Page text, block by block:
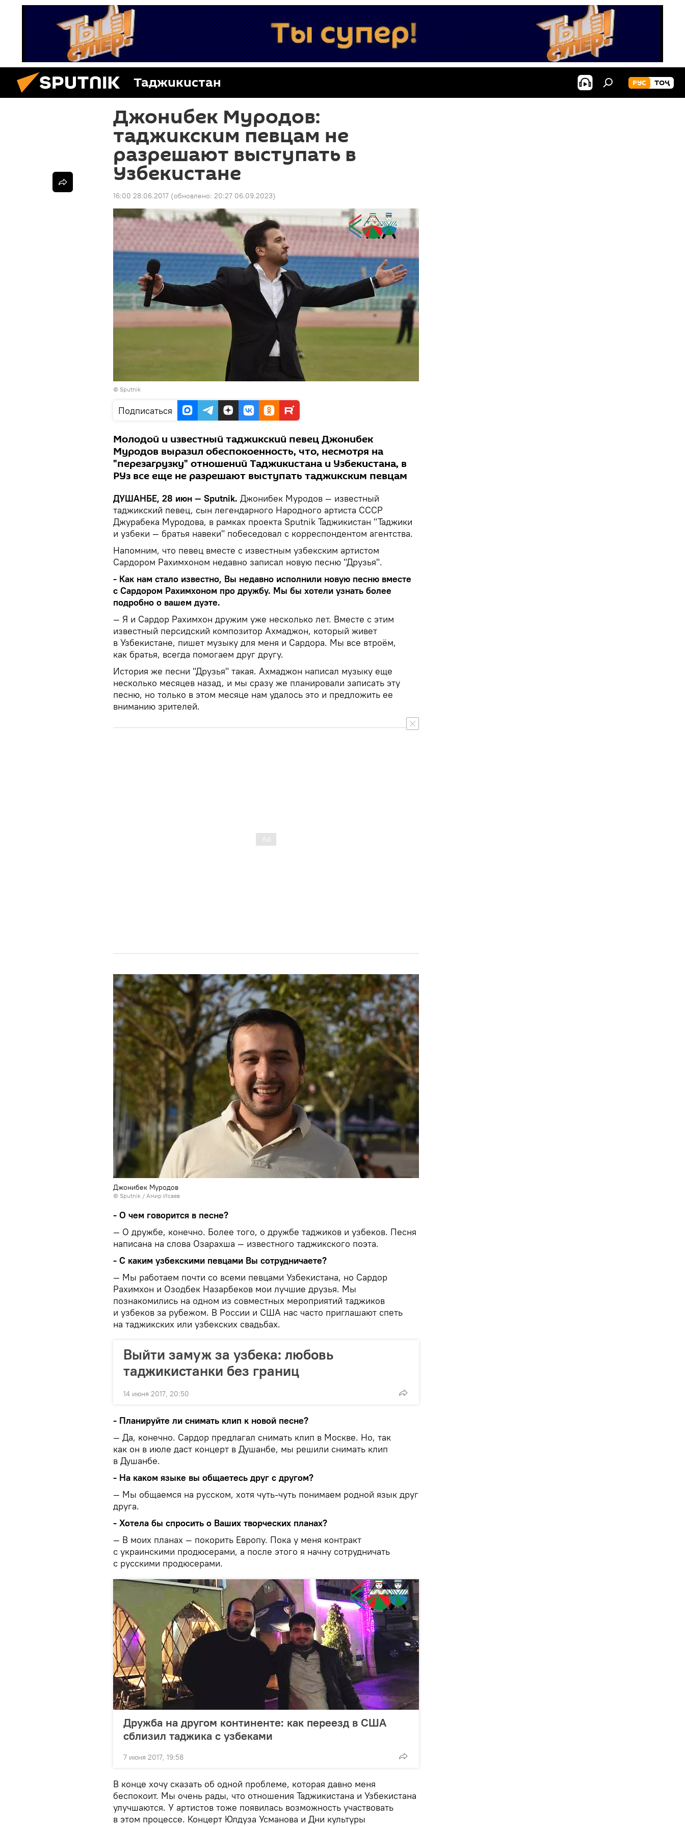
Таджикистан РУС ТОҶ
Джонибек Муродов:
таджикским певцам не
разрешают выступать в
Узбекистане
16:00 28.06.2017 (обновлено: 20:27 06.09.2023)
© Sputnik
Подписаться
Молодой и известный таджикский певец Джонибек
Муродов выразил обеспокоенность, что, несмотря на
"перезагрузку" отношений Таджикистана и Узбекистана, в
РУз все еще не разрешают выступать таджикским певцам
ДУШАНБЕ, 28 июн — Sputnik. Джонибек Муродов — известный
таджикский певец, сын легендарного Народного артиста СССР
Джурабека Муродова, в рамках проекта Sputnik Таджикистан "Таджики
и узбеки — братья навеки" побеседовал с корреспондентом агентства.
Напомним, что певец вместе с известным узбекским артистом
Сардором Рахимхоном недавно записал новую песню "Друзья".
- Как нам стало известно, Вы недавно исполнили новую песню вместе
с Сардором Рахимхоном про дружбу. Мы бы хотели узнать более
подробно о вашем дуэте.
— Я и Сардор Рахимхон дружим уже несколько лет. Вместе с этим
известный персидский композитор Ахмаджон, который живет
в Узбекистане, пишет музыку для меня и Сардора. Мы все втроём,
как братья, всегда помогаем друг другу.
История же песни "Друзья" такая. Ахмаджон написал музыку еще
несколько месяцев назад, и мы сразу же планировали записать эту
песню, но только в этом месяце нам удалось это и предложить ее
вниманию зрителей.
Джонибек Муродов
© Sputnik / Амир Исаев
- О чем говорится в песне?
— О дружбе, конечно. Более того, о дружбе таджиков и узбеков. Песня
написана на слова Озарахша — известного таджикского поэта.
- С каким узбекскими певцами Вы сотрудничаете?
— Мы работаем почти со всеми певцами Узбекистана, но Сардор
Рахимхон и Озодбек Назарбеков мои лучшие друзья. Мы
познакомились на одном из совместных мероприятий таджиков
и узбеков за рубежом. В России и США нас часто приглашают спеть
на таджикских или узбекских свадьбах.
Выйти замуж за узбека: любовь
таджикистанки без границ
14 июня 2017, 20:50
- Планируйте ли снимать клип к новой песне?
— Да, конечно. Сардор предлагал снимать клип в Москве. Но, так
как он в июле даст концерт в Душанбе, мы решили снимать клип
в Душанбе.
- На каком языке вы общаетесь друг с другом?
— Мы общаемся на русском, хотя чуть-чуть понимаем родной язык друг
друга.
- Хотела бы спросить о Ваших творческих планах?
— В моих планах — покорить Европу. Пока у меня контракт
с украинскими продюсерами, а после этого я начну сотрудничать
с русскими продюсерами.
Дружба на другом континенте: как переезд в США
сблизил таджика с узбеками
7 июня 2017, 19:58
В конце хочу сказать об одной проблеме, которая давно меня
беспокоит. Мы очень рады, что отношения Таджикистана и Узбекистана
улучшаются. У артистов тоже появилась возможность участвовать
в этом процессе. Концерт Юлдуза Усманова и Дни культуры